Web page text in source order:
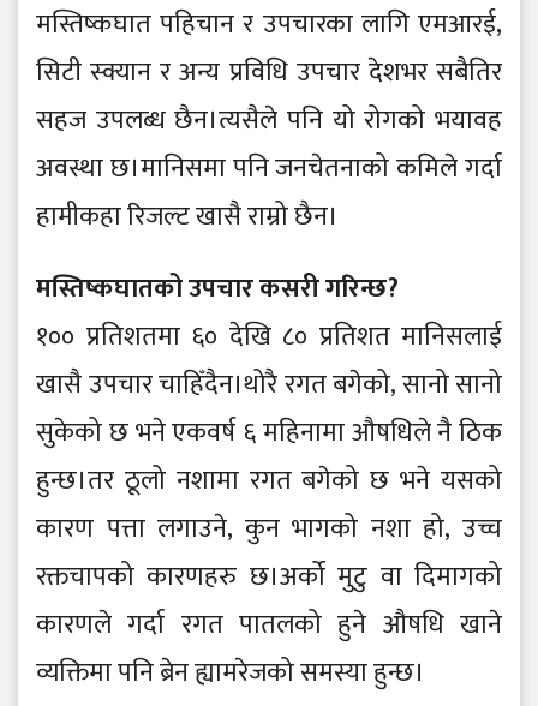
मस्तिष्कघात पहिचान र उपचारका लागि एमआरई,
सिटी स्क्यान र अन्य प्रविधि उपचार देशभर सबैतिर
सहज उपलब्ध छैन।त्यसैले पनि यो रोगको भयावह
अवस्था छ।मानिसमा पनि जनचेतनाको कमिले गर्दा
हामीकहा रिजल्ट खासै राम्रो छैन।
मस्तिष्कघातको उपचार कसरी गरिन्छ?
१०० प्रतिशतमा ६० देखि ८० प्रतिशत मानिसलाई
खासै उपचार चाहिँदैन।थोरै रगत बगेको, सानो सानो
सुकेको छ भने एकवर्ष ६ महिनामा औषधिले नै ठिक
हुन्छ।तर ठूलो नशामा रगत बगेको छ भने यसको
कारण पत्ता लगाउने, कुन भागको नशा हो, उच्च
रक्तचापको कारणहरु छ।अर्को मुटु वा दिमागको
कारणले गर्दा रगत पातलको हुने औषधि खाने
व्यक्तिमा पनि ब्रेन ह्यामरेजको समस्या हुन्छ।